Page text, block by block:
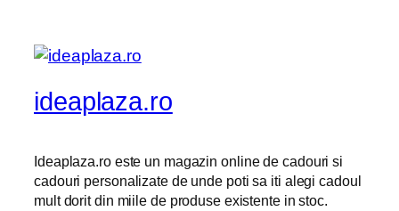
ideaplaza.ro
Ideaplaza.ro este un magazin online de cadouri si
cadouri personalizate de unde poti sa iti alegi cadoul
mult dorit din miile de produse existente in stoc.